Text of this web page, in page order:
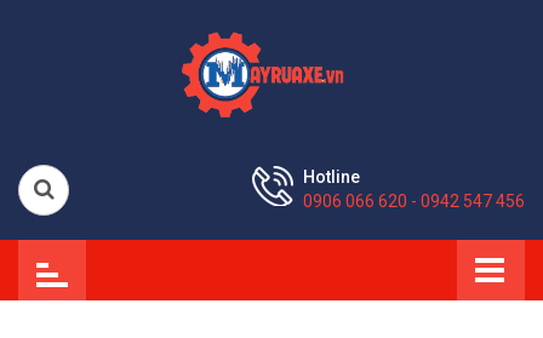
Hotline
0906 066 620 - 0942 547 456